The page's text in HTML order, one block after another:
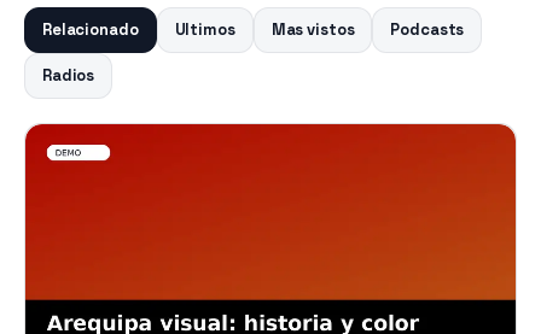
Relacionado Ultimos Mas vistos Podcasts
Radios